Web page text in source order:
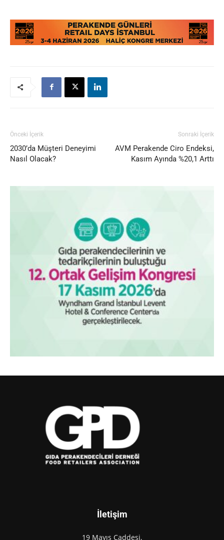
Önceki İçerik
2030’da Müşteri Deneyimi
Nasıl Olacak?
Sonraki İçerik
AVM Perakende Ciro Endeksi,
Kasım Ayında %20,1 Arttı
İletişim
19 Mayıs Caddesi,